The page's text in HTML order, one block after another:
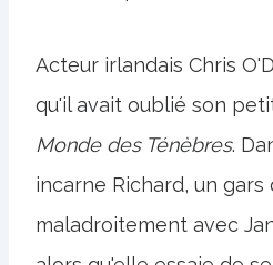
Acteur irlandais Chris
qu'il avait oublié son
Monde des Ténèbres.
incarne Richard, un gars
maladroitement avec